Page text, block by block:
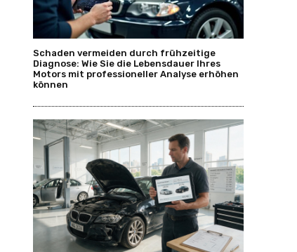
Schaden vermeiden durch frühzeitige
Diagnose: Wie Sie die Lebensdauer Ihres
Motors mit professioneller Analyse erhöhen
können